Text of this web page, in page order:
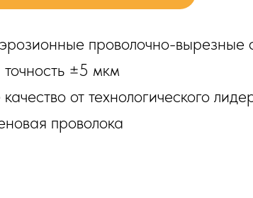
проволочно-вырезные
±5 мкм
от технологического
проволока